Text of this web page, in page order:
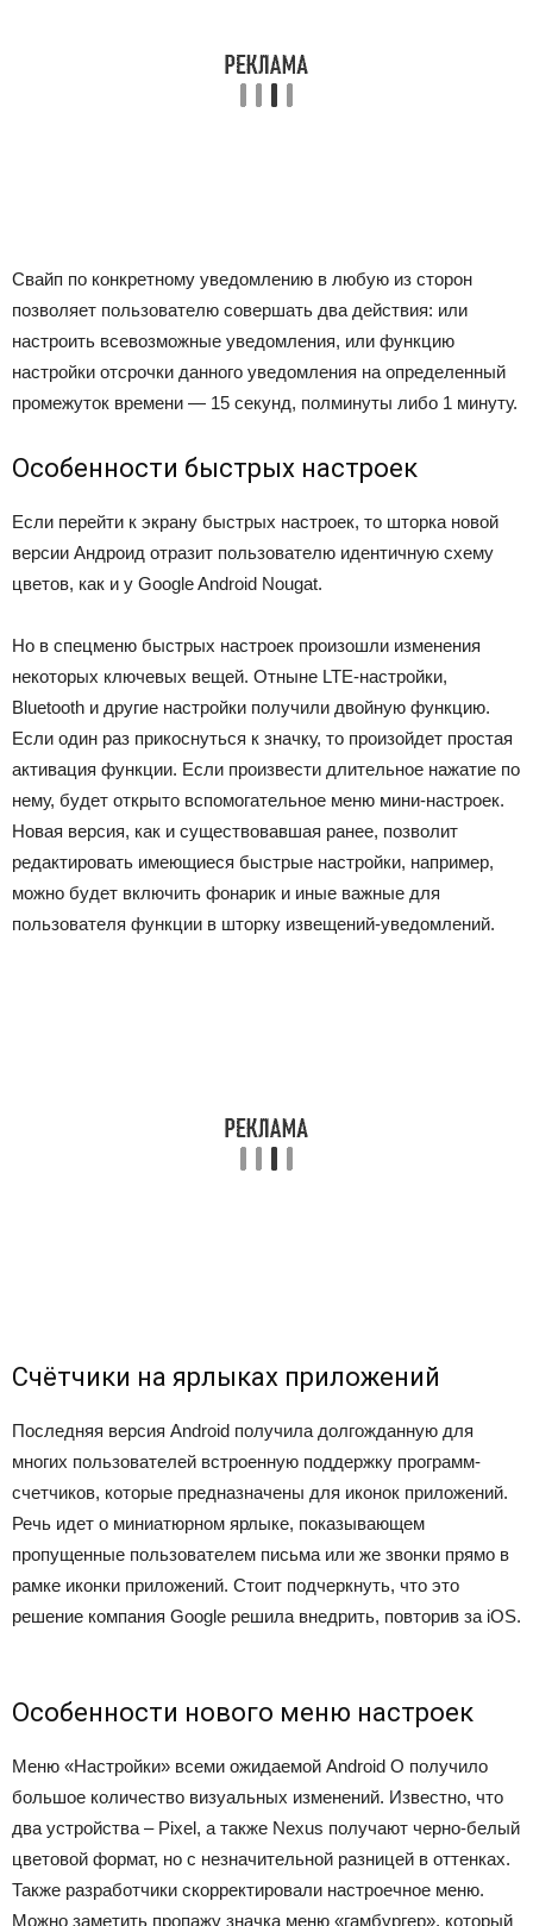
Свайп по конкретному уведомлению в любую из сторон
позволяет пользователю совершать два действия: или
настроить всевозможные уведомления, или функцию
настройки отсрочки данного уведомления на определенный
промежуток времени — 15 секунд, полминуты либо 1 минуту.
Особенности быстрых настроек
Если перейти к экрану быстрых настроек, то шторка новой
версии Андроид отразит пользователю идентичную схему
цветов, как и у Google Android Nougat.
Но в спецменю быстрых настроек произошли изменения
некоторых ключевых вещей. Отныне LTE-настройки,
Bluetooth и другие настройки получили двойную функцию.
Если один раз прикоснуться к значку, то произойдет простая
активация функции. Если произвести длительное нажатие по
нему, будет открыто вспомогательное меню мини-настроек.
Новая версия, как и существовавшая ранее, позволит
редактировать имеющиеся быстрые настройки, например,
можно будет включить фонарик и иные важные для
пользователя функции в шторку извещений-уведомлений.
Счётчики на ярлыках приложений
Последняя версия Android получила долгожданную для
многих пользователей встроенную поддержку программ-
счетчиков, которые предназначены для иконок приложений.
Речь идет о миниатюрном ярлыке, показывающем
пропущенные пользователем письма или же звонки прямо в
рамке иконки приложений. Стоит подчеркнуть, что это
решение компания Google решила внедрить, повторив за iOS.
Особенности нового меню настроек
Меню «Настройки» всеми ожидаемой Android O получило
большое количество визуальных изменений. Известно, что
два устройства – Pixel, а также Nexus получают черно-белый
цветовой формат, но с незначительной разницей в оттенках.
Также разработчики скорректировали настроечное меню.
Можно заметить пропажу значка меню «гамбургер», который